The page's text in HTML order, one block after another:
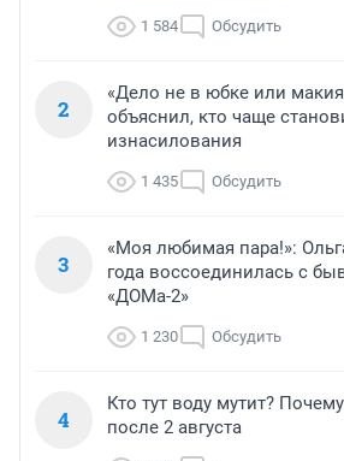
1 584 Обсудить
2
«Дело не в юбке или
объяснил, кто чаще
изнасилования
1 435 Обсудить
3
«Моя любимая пара!»:
года воссоединилась с
«ДОМа-2»
1 230 Обсудить
4
Кто тут воду мутит?
после 2 августа